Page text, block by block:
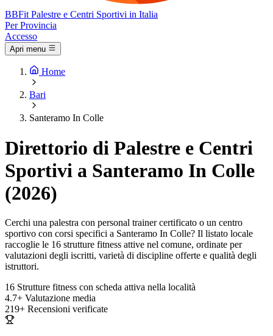
BBFit Palestre e Centri Sportivi in Italia
Per Provincia
Accesso
Apri menu
Home
Bari
Santeramo In Colle
Direttorio di Palestre e Centri
Sportivi a Santeramo In Colle
(2026)
Cerchi una palestra con personal trainer certificato o un centro
sportivo con corsi specifici a Santeramo In Colle? Il listato locale
raccoglie le 16 strutture fitness attive nel comune, ordinate per
valutazioni degli iscritti, varietà di discipline offerte e qualità degli
istruttori.
16 Strutture fitness con scheda attiva nella località
4.7+ Valutazione media
219+ Recensioni verificate